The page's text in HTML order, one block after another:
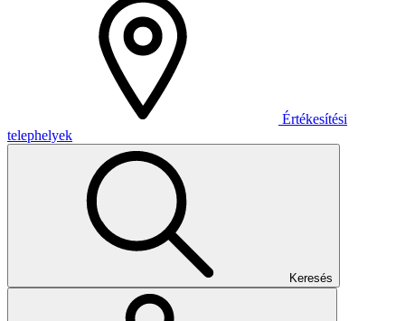
Értékesítési
telephelyek
Keresés